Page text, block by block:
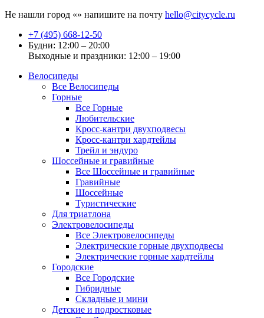
Не нашли город «» напишите на почту hello@citycycle.ru
+7 (495) 668-12-50
Будни: 12:00 – 20:00
Выходные и праздники: 12:00 – 19:00
Велосипеды
Все Велосипеды
Горные
Все Горные
Любительские
Кросс-кантри двухподвесы
Кросс-кантри хардтейлы
Трейл и эндуро
Шоссейные и гравийные
Все Шоссейные и гравийные
Гравийные
Шоссейные
Туристические
Для триатлона
Электровелосипеды
Все Электровелосипеды
Электрические горные двухподвесы
Электрические горные хардтейлы
Городские
Все Городские
Гибридные
Складные и мини
Детские и подростковые